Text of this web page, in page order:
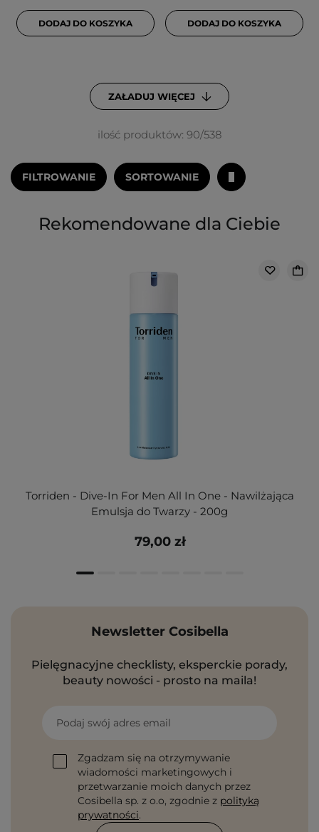
DODAJ DO KOSZYKA DODAJ DO KOSZYKA
ZAŁADUJ WIĘCEJ
ilość produktów: 90/538
FILTROWANIE SORTOWANIE
Rekomendowane dla Ciebie
Torriden - Dive-In For Men All In One - Nawilżająca
Emulsja do Twarzy - 200g
79,00 zł
Newsletter Cosibella
Pielęgnacyjne checklisty, eksperckie porady,
beauty nowości - prosto na maila!
Podaj swój adres email
Zgadzam się na otrzymywanie
wiadomości marketingowych i
przetwarzanie moich danych przez
Cosibella sp. z o.o, zgodnie z polityką
prywatności.